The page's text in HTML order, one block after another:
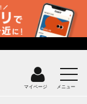
マイページ メニュー